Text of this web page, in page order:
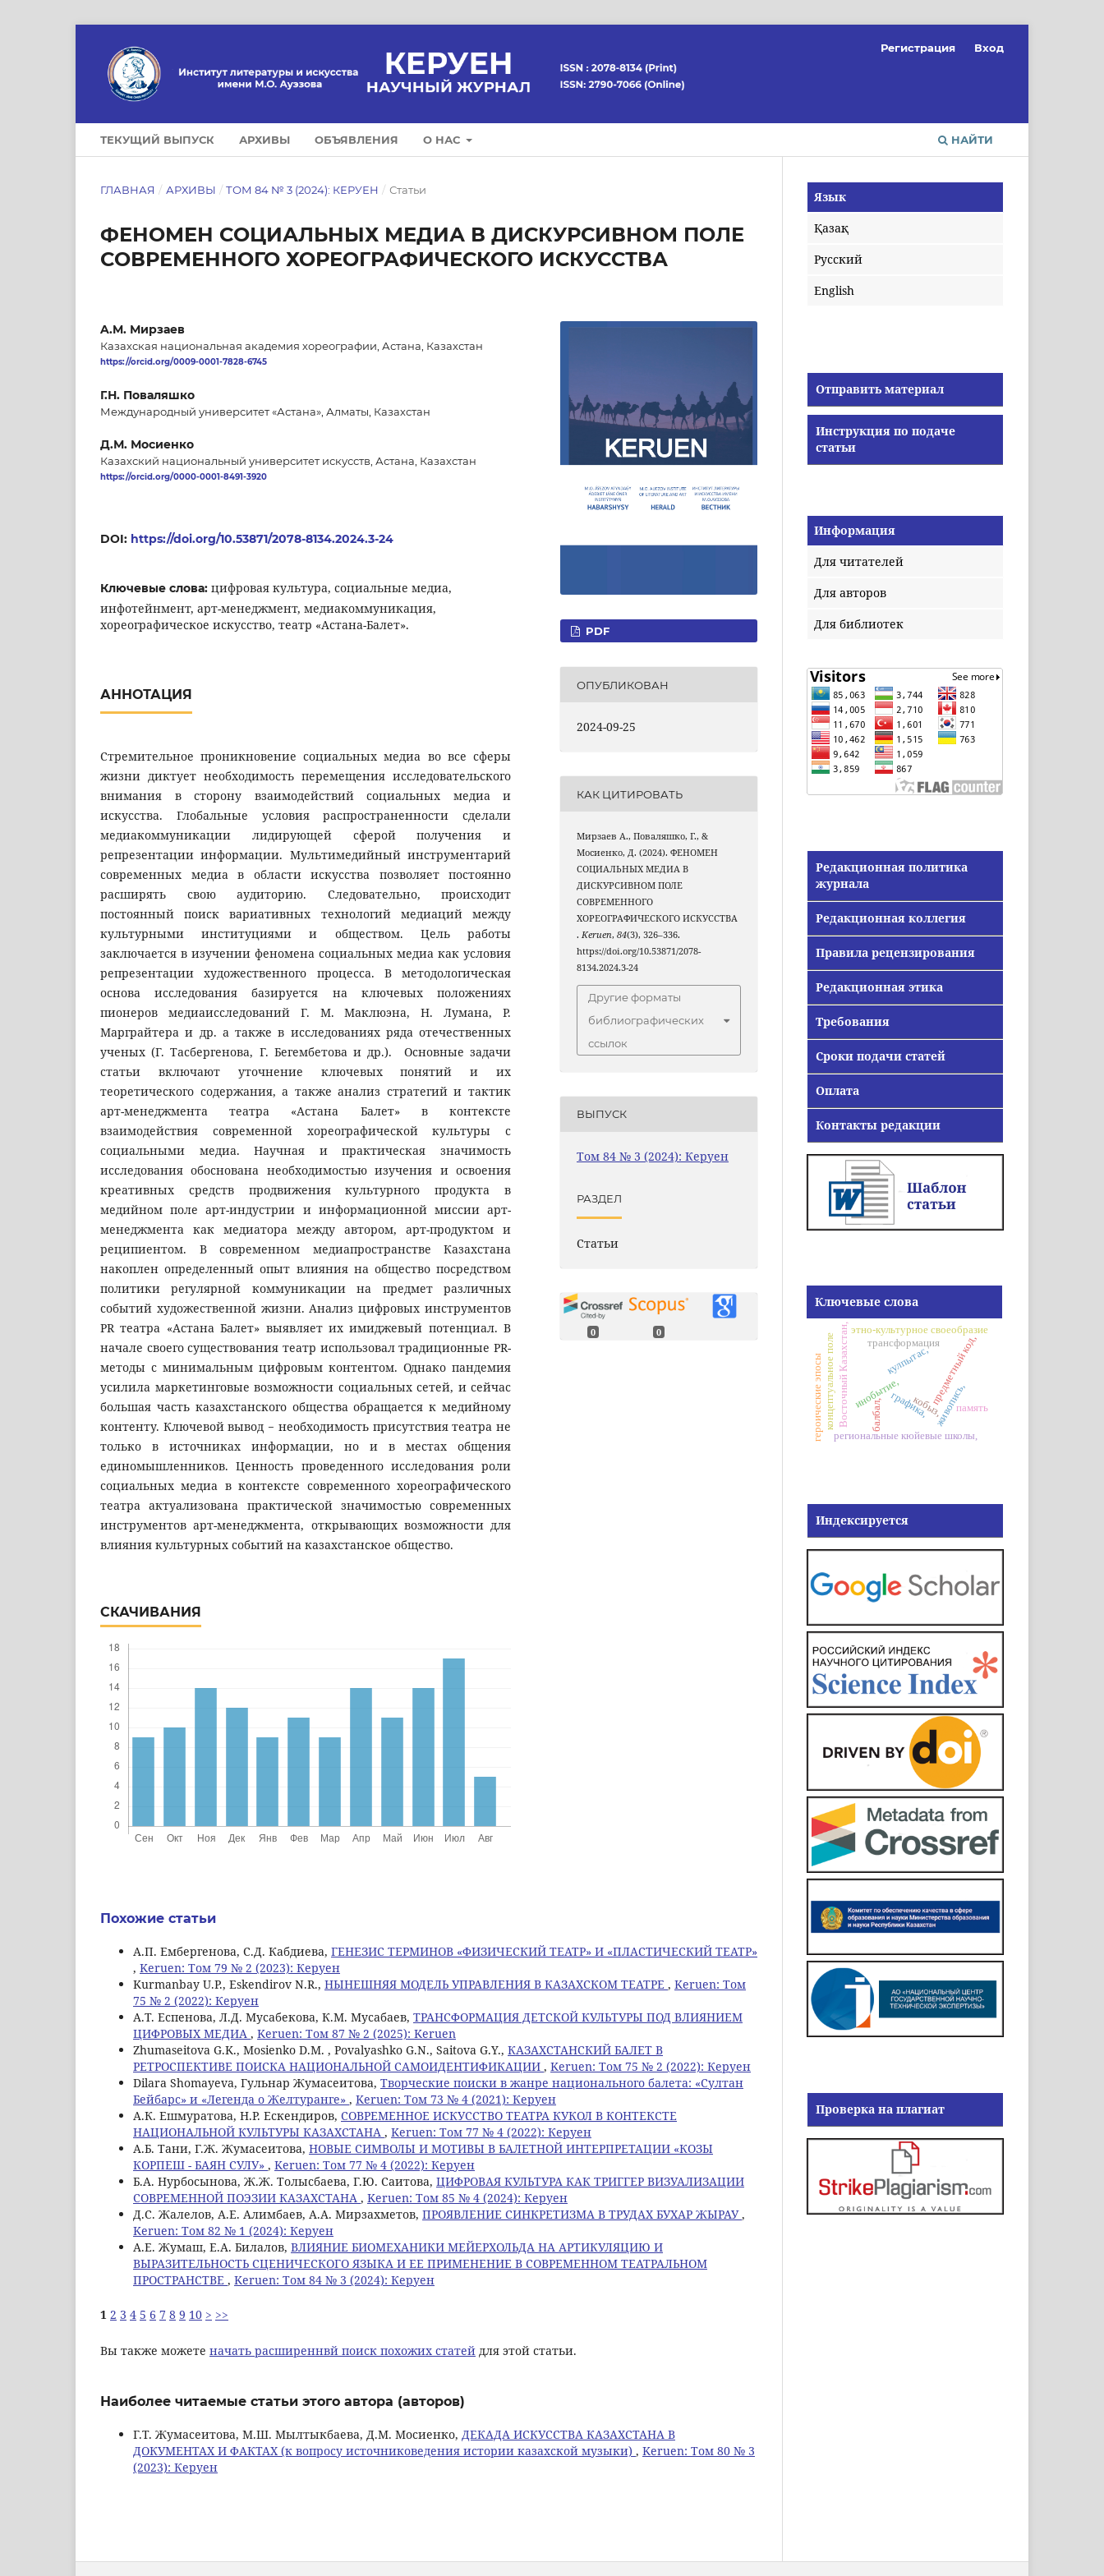
ТЕКУЩИЙ ВЫПУСК АРХИВЫ ОБЪЯВЛЕНИЯ О НАС НАЙТИ
Регистрация Вход
ГЛАВНАЯ / АРХИВЫ / ТОМ 84 № 3 (2024): КЕРУЕН / Статьи
ФЕНОМЕН СОЦИАЛЬНЫХ МЕДИА В ДИСКУРСИВНОМ ПОЛЕ
СОВРЕМЕННОГО ХОРЕОГРАФИЧЕСКОГО ИСКУССТВА
A.M. Мирзаев
Казахская национальная академия хореографии, Астана, Казахстан
https://orcid.org/0009-0001-7828-6745
Г.Н. Поваляшко
Международный университет «Астана», Алматы, Казахстан
Д.М. Мосиенко
Казахский национальный университет искусств, Астана, Казахстан
https://orcid.org/0000-0001-8491-3920
DOI: https://doi.org/10.53871/2078-8134.2024.3-24
Ключевые слова: цифровая культура, социальные медиа,
инфотейнмент, арт-менеджмент, медиакоммуникация,
хореографическое искусство, театр «Астана-Балет».
АННОТАЦИЯ
Стремительное проникновение социальных медиа во все сферы
жизни диктует необходимость перемещения исследовательского
внимания в сторону взаимодействий социальных медиа и
искусства. Глобальные условия распространенности сделали
медиакоммуникации лидирующей сферой получения и
репрезентации информации. Мультимедийный инструментарий
современных медиа в области искусства позволяет постоянно
расширять свою аудиторию. Следовательно, происходит
постоянный поиск вариативных технологий медиаций между
культурными институциями и обществом. Цель работы
заключается в изучении феномена социальных медиа как условия
репрезентации художественного процесса. В методологическая
основа исследования базируется на ключевых положениях
пионеров медиаисследований Г. М. Маклюэна, Н. Лумана, Р.
Марграйтера и др. а также в исследованиях ряда отечественных
ученых (Г. Тасбергенова, Г. Бегембетова и др.). Основные задачи
статьи включают уточнение ключевых понятий и их
теоретического содержания, а также анализ стратегий и тактик
арт-менеджмента театра «Астана Балет» в контексте
взаимодействия современной хореографической культуры с
социальными медиа. Научная и практическая значимость
исследования обоснована необходимостью изучения и освоения
креативных средств продвижения культурного продукта в
медийном поле арт-индустрии и информационной миссии арт-
менеджмента как медиатора между автором, арт-продуктом и
реципиентом. В современном медиапространстве Казахстана
накоплен определенный опыт влияния на общество посредством
политики регулярной коммуникации на предмет различных
событий художественной жизни. Анализ цифровых инструментов
PR театра «Астана Балет» выявляет их имиджевый потенциал. В
начале своего существования театр использовал традиционные PR-
методы с минимальным цифровым контентом. Однако пандемия
усилила маркетинговые возможности социальных сетей, и сейчас
большая часть казахстанского общества обращается к медийному
контенту. Ключевой вывод − необходимость присутствия театра не
только в источниках информации, но и в местах общения
единомышленников. Ценность проведенного исследования роли
социальных медиа в контексте современного хореографического
театра актуализована практической значимостью современных
инструментов арт-менеджмента, открывающих возможности для
влияния культурных событий на казахстанское общество.
СКАЧИВАНИЯ
PDF
ОПУБЛИКОВАН
2024-09-25
КАК ЦИТИРОВАТЬ
Мирзаев A., Поваляшко, Г., &
Мосиенко, Д. (2024). ФЕНОМЕН
СОЦИАЛЬНЫХ МЕДИА В
ДИСКУРСИВНОМ ПОЛЕ
СОВРЕМЕННОГО
ХОРЕОГРАФИЧЕСКОГО ИСКУССТВА
.Keruen,84(3), 326–336.
https://doi.org/10.53871/2078-
8134.2024.3-24
Другие форматы
библиографических
ссылок
ВЫПУСК
Том 84 № 3 (2024): Керуен
РАЗДЕЛ
Статьи
0 0
Похожие статьи
А.П. Ембергенова, С.Д. Кабдиева, ГЕНЕЗИС ТЕРМИНОВ «ФИЗИЧЕСКИЙ ТЕАТР» И «ПЛАСТИЧЕСКИЙ ТЕАТР»
, Keruen: Том 79 № 2 (2023): Керуен
Kurmanbay U.P., Eskendirov N.R., НЫНЕШНЯЯ МОДЕЛЬ УПРАВЛЕНИЯ В КАЗАХСКОМ ТЕАТРЕ , Keruen: Том
75 № 2 (2022): Керуен
А.Т. Еспенова, Л.Д. Мусабекова, К.М. Мусабаев, ТРАНСФОРМАЦИЯ ДЕТСКОЙ КУЛЬТУРЫ ПОД ВЛИЯНИЕМ
ЦИФРОВЫХ МЕДИА , Keruen: Том 87 № 2 (2025): Keruen
Zhumaseitova G.K., Mosienko D.M. , Povalyashko G.N., Saitova G.Y., КАЗАХСТАНСКИЙ БАЛЕТ В
РЕТРОСПЕКТИВЕ ПОИСКА НАЦИОНАЛЬНОЙ САМОИДЕНТИФИКАЦИИ , Keruen: Том 75 № 2 (2022): Керуен
Dilara Shomayeva, Гульнар Жумасеитова, Творческие поиски в жанре национального балета: «Султан
Бейбарс» и «Легенда о Желтуранге» , Keruen: Том 73 № 4 (2021): Керуен
А.К. Ешмуратова, Н.Р. Ескендиров, СОВРЕМЕННОЕ ИСКУССТВО ТЕАТРА КУКОЛ В КОНТЕКСТЕ
НАЦИОНАЛЬНОЙ КУЛЬТУРЫ КАЗАХСТАНА , Keruen: Том 77 № 4 (2022): Керуен
A.Б. Tани, Г.Ж. Жумасеитова, НОВЫЕ СИМВОЛЫ И МОТИВЫ В БАЛЕТНОЙ ИНТЕРПРЕТАЦИИ «КОЗЫ
КОРПЕШ - БАЯН СУЛУ» , Keruen: Том 77 № 4 (2022): Керуен
Б.А. Нурбосынова, Ж.Ж. Толысбаева, Г.Ю. Саитова, ЦИФРОВАЯ КУЛЬТУРА КАК ТРИГГЕР ВИЗУАЛИЗАЦИИ
СОВРЕМЕННОЙ ПОЭЗИИ КАЗАХСТАНА , Keruen: Том 85 № 4 (2024): Керуен
Д.С. Жалелов, А.Е. Алимбаев, А.А. Мирзахметов, ПРОЯВЛЕНИЕ СИНКРЕТИЗМА В ТРУДАХ БУХАР ЖЫРАУ,
Keruen: Том 82 № 1 (2024): Керуен
A.Е. Жумаш, Е.А. Билалов, ВЛИЯНИЕ БИОМЕХАНИКИ МЕЙЕРХОЛЬДА НА АРТИКУЛЯЦИЮ И
ВЫРАЗИТЕЛЬНОСТЬ СЦЕНИЧЕСКОГО ЯЗЫКА И ЕЕ ПРИМЕНЕНИЕ В СОВРЕМЕННОМ ТЕАТРАЛЬНОМ
ПРОСТРАНСТВЕ , Keruen: Том 84 № 3 (2024): Керуен
1 2 3 4 5 6 7 8 9 10 > >>
Вы также можете начать расширеннвй поиск похожих статей для этой статьи.
Наиболее читаемые статьи этого автора (авторов)
Г.Т. Жумасеитова, М.Ш. Мылтыкбаева, Д.М. Мосиенко, ДЕКАДА ИСКУССТВА КАЗАХСТАНА В
ДОКУМЕНТАХ И ФАКТАХ (к вопросу источниковедения истории казахской музыки) , Keruen: Том 80 № 3
(2023): Керуен
Язык
Қазақ
Русский
English
Отправить материал
Инструкция по подаче
статьи
Информация
Для читателей
Для авторов
Для библиотек
Редакционная политика
журнала
Редакционная коллегия
Правила рецензирования
Редакционная этика
Требования
Сроки подачи статей
Оплата
Контакты редакции
Ключевые слова
живопись,
графика,
кобыз,
балбал,
кулпытас,предметный код,
инобытие, память
трансформация
этно-культурное своеобразие
Восточный Казахстан,
региональные кюйевые школы,
концептуальное поле
героические эпосы
Индексируется
Проверка на плагиат